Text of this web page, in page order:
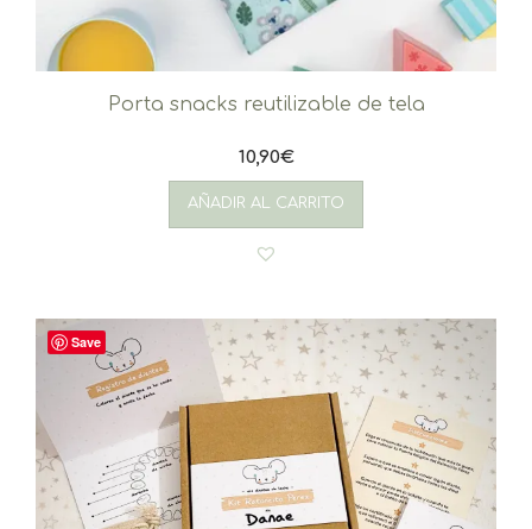
Porta snacks reutilizable de tela
10,90€
AÑADIR AL CARRITO
Save